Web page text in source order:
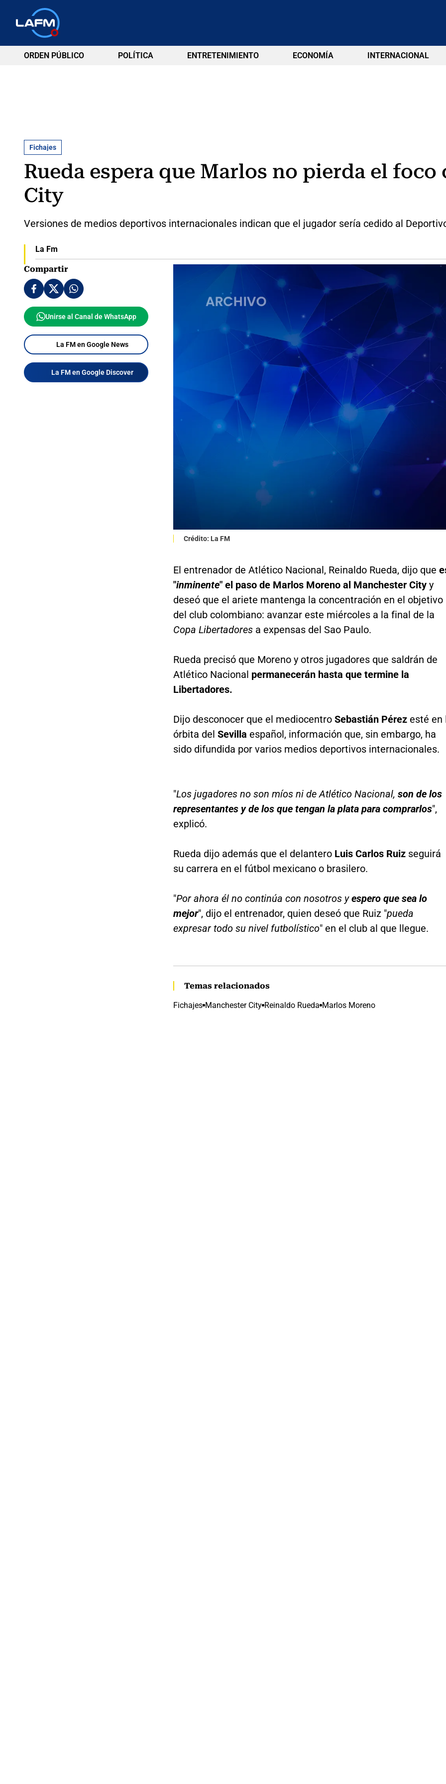
ORDEN PÚBLICO POLÍTICA ENTRETENIMIENTO ECONOMÍA INTERNACIONAL
Fichajes
Rueda espera que Marlos no pierda el
City
Versiones de medios deportivos internacionales indican que el jugador sería cedido al
La Fm
Compartir
Unirse al Canal de WhatsApp
La FM en Google News
La FM en Google Discover
Crédito: La FM
El entrenador de Atlético Nacional, Reinaldo Rueda, dijo que
"inminente" el paso de Marlos Moreno al Manchester Cityy
deseó que el ariete mantenga la concentración en el objetivo
del club colombiano: avanzar este miércoles a la final de la
Copa Libertadoresa expensas del Sao Paulo.
Rueda precisó que Moreno y otros jugadores que saldrán de
Atlético Nacional permanecerán hasta que termine la
Libertadores.
Dijo desconocer que el mediocentro Sebastián Pérezesté en
órbita del Sevilla español, información que, sin embargo, ha
sido difundida por varios medios deportivos internacionales.
"Los jugadores no son míos ni de Atlético Nacional, son de los
representantes y de los que tengan la plata para comprarlos",
explicó.
Rueda dijo además que el delantero Luis Carlos Ruizseguirá
su carrera en el fútbol mexicano o brasilero.
"Por ahora él no continúa con nosotros yespero que sea lo
mejor", dijo el entrenador, quien deseó que Ruiz "pueda
expresar todo su nivel futbolístico" en el club al que llegue.
Temas relacionados
Fichajes Manchester City Reinaldo Rueda Marlos Moreno